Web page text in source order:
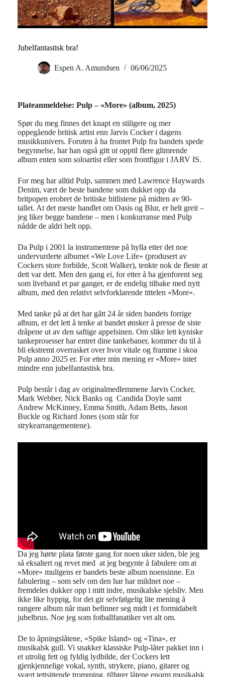
Jubelfantastisk bra!
Espen A. Amundsen 06/06/2025
Plateanmeldelse: Pulp – «More» (album, 2025)
Spør du meg finnes det knapt en stiligere og mer
oppegående britisk artist enn Jarvis Cocker i dagens
musikkunivers. Foruten å ha frontet Pulp fra bandets spede
begynnelse, har han også gitt ut opptil flere glimrende
album enten som soloartist eller som frontfigur i JARV IS.
For meg har alltid Pulp, sammen med Lawrence Haywards
Denim, vært de beste bandene som dukket opp da
britpopen erobret de britiske hitlistene på midten av 90-
tallet. At det meste handlet om Oasis og Blur, er helt greit –
jeg liker begge bandene – men i konkurranse med Pulp
nådde de aldri helt opp.
Da Pulp i 2001 la instrumentene på hylla etter det noe
undervurderte albumet «We Love Life» (produsert av
Cockers store forbilde, Scott Walker), tenkte nok de fleste at
dett var dett. Men den gang ei, for etter å ha gjenforent seg
som liveband et par ganger, er de endelig tilbake med nytt
album, med den relativt selvforklarende tittelen «More».
Med tanke på at det har gått 24 år siden bandets forrige
album, er det lett å tenke at bandet ønsker å presse de siste
dråpene ut av den saftige appelsinen. Om slike lett kyniske
tankeprosesser har entret dine tankebaner, kommer du til å
bli ekstremt overrasket over hvor vitale og framme i skoa
Pulp anno 2025 er. For etter min mening er «More» intet
mindre enn jubelfantastisk bra.
Pulp består i dag av originalmedlemmene Jarvis Cocker,
Mark Webber, Nick Banks og Candida Doyle samt
Andrew McKinney, Emma Smith, Adam Betts, Jason
Buckle og Richard Jones (som står for
strykearrangementene).
Da jeg hørte plata første gang for noen uker siden, ble jeg
så eksaltert og revet med at jeg begynte å fabulere om at
«More» muligens er bandets beste album noensinne. En
fabulering – som selv om den har har mildnet noe –
fremdeles dukker opp i mitt indre, musikalske sjelsliv. Men
ikke like hyppig, for det gir selvfølgelig lite mening å
rangere album når man befinner seg midt i et formidabelt
jubelbrus. Noe jeg som fotballfanatiker vet alt om.
De to åpningslåtene, «Spike Island» og «Tina», er
musikalsk gull. Vi snakker klassiske Pulp-låter pakket inn i
et utrolig fett og fyldig lydbilde, der Cockers lett
gjenkjennelige vokal, synth, strykere, piano, gitarer og
svært tettsittende tromming, tilfører låtene enorm musikalsk